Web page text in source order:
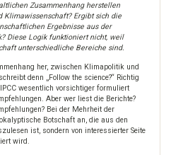
Zusammenhang herstellen
Klimawissenschaft? Ergibt sich die
Ergebnisse aus der
Diese Logik funktioniert nicht, weil
unterschiedliche Bereiche sind.
her, zwischen Klimapolitik und
denn „Follow the science?“ Richtig
wesentlich vorsichtiger formuliert
Aber wer liest die Berichte?
Bei der Mehrheit der
Botschaft an, die aus den
ist, sondern von interessierter Seite
wird.